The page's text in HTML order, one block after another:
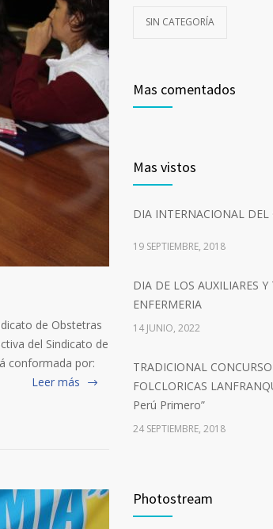
de Obstetras
del Sindicato de
conformada por:
Leer más
SIN CATEGORÍA
Mas comentados
Mas vistos
DIA INTERNACIONAL DEL
19 SEPTIEMBRE, 2018
DIA DE LOS AUXILIARES Y
ENFERMERIA
14 JUNIO, 2022
TRADICIONAL
FOLCLORICAS
Perú Primero”
24 SEPTIEMBRE, 2018
Photostream